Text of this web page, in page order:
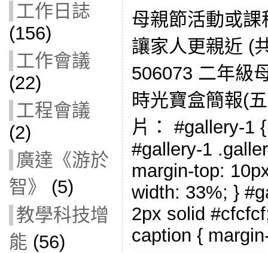
工作日誌
(156)
工作會議
(22)
工程會議
(2)
廣達《游於
智》
(5)
教學科技增
能 (56)
母親節活動或
讓家人更親近 (
506073 二年級
時光寶盒簡報(
片： #gallery-1
#gallery-1
margin-top:
width: 33%; }
2px solid
caption {